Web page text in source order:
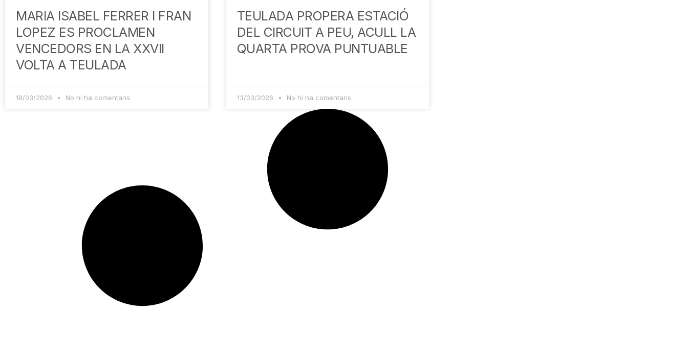
MARIA ISABEL FERRER I FRAN
LOPEZ ES PROCLAMEN
VENCEDORS EN LA XXVII
VOLTA A TEULADA
18/03/2026 No hi ha comentaris
TEULADA PROPERA ESTACIÓ
DEL CIRCUIT A PEU, ACULL LA
QUARTA PROVA PUNTUABLE
13/03/2026 No hi ha comentaris